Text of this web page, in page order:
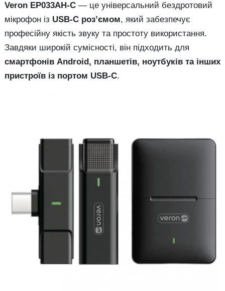
Veron EP033AH-C — це універсальний бездротовий
мікрофон із USB-C роз’ємом, який забезпечує
професійну якість звуку та простоту використання.
Завдяки широкій сумісності, він підходить для
смартфонів Android, планшетів, ноутбуків та інших
пристроїв із портом USB-C.